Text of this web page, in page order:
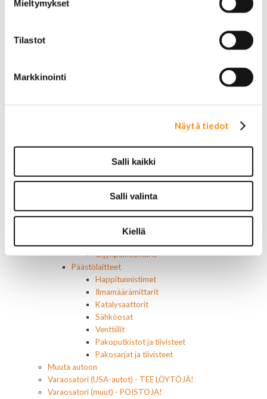
Mieltymykset
Tilastot
Markkinointi
Näytä tiedot
Salli kaikki
Salli valinta
Kiellä
Ristikot ja tukilaakerit
Moottorin osat
Moottorin tiivisteet
Moottorin ehostusosat
Hihnat
Kiristimet
Öljynpaineanturit
Päästölaitteet
Happitunnistimet
Ilmamäärämittarit
Katalysaattorit
Sähköosat
Venttiilit
Pakoputkistot ja tiivisteet
Pakosarjat ja tiivisteet
Muuta autoon
Varaosatori (USA-autot) - TEE LÖYTÖJÄ!
Varaosatori (muut) - POISTOJA!